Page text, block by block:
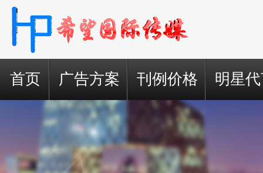
首页 广告方案 刊例价格 明星